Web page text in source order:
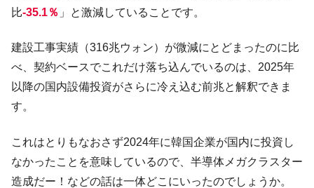
比-35.1％ 」と激減していることです。
建設工事実績（316兆ウォン）が微減にとどまったのに比
べ、契約ベースでこれだけ落ち込んでいるのは、2025年
以降の国内設備投資がさらに冷え込む前兆と解釈できま
す。
これはとりもなおさず2024年に韓国企業が国内に投資し
なかったことを意味しているので、半導体メガクラスター
造成だー！などの話は一体どこにいったのでしょうか。